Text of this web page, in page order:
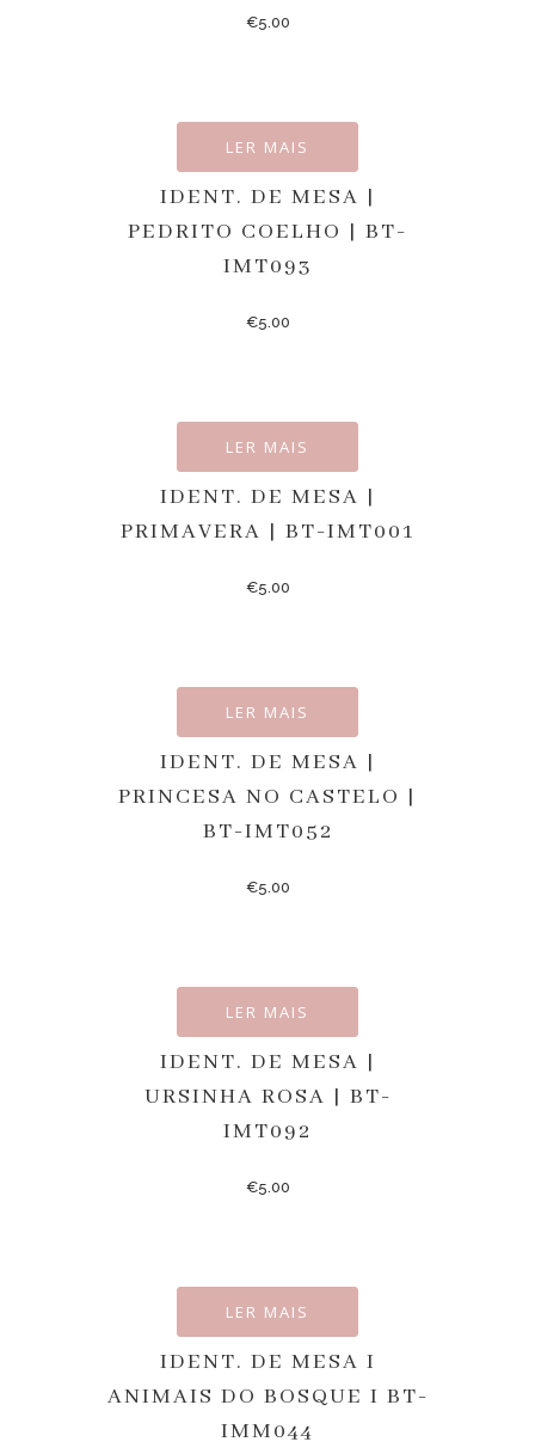
€5.00
LER MAIS
IDENT. DE MESA |
PEDRITO COELHO | BT-
IMT093
€5.00
LER MAIS
IDENT. DE MESA |
PRIMAVERA | BT-IMT001
€5.00
LER MAIS
IDENT. DE MESA |
PRINCESA NO CASTELO |
BT-IMT052
€5.00
LER MAIS
IDENT. DE MESA |
URSINHA ROSA | BT-
IMT092
€5.00
LER MAIS
IDENT. DE MESA I
ANIMAIS DO BOSQUE I BT-
IMM044